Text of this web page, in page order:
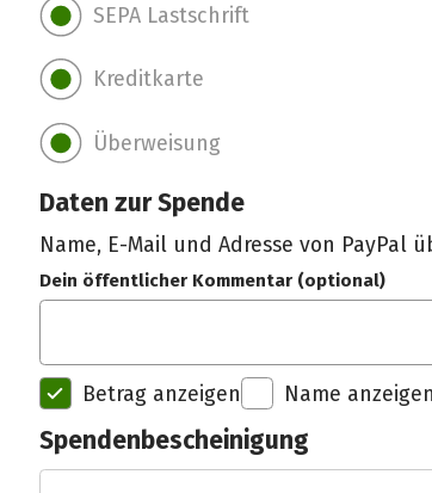
SEPA Lastschrift
Kreditkarte
Überweisung
Daten zur Spende
Name, E-Mail und Adresse von PayPal
Dein öffentlicher Kommentar (optional)
Betrag anzeigen Name anzeigen
Spendenbescheinigung